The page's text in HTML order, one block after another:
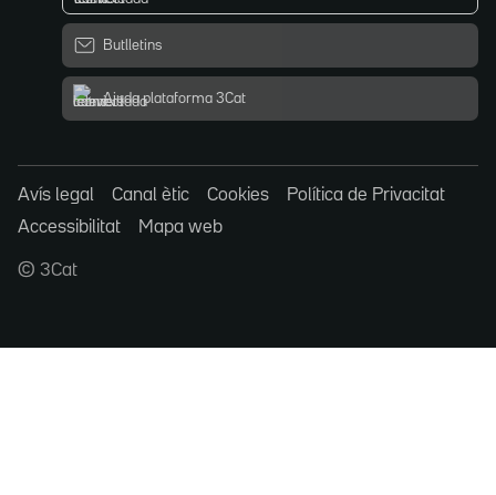
Butlletins
Ajuda plataforma 3Cat
Avís legal Canal ètic Cookies
Política de Privacitat
Accessibilitat
Mapa web
© 3Cat